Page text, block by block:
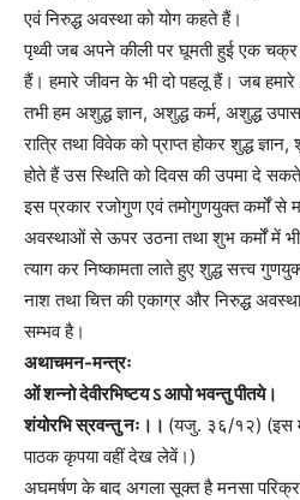
एवं निरुद्ध अवस्था को योग कहते हैं।
पृथ्वी जब अपने कीली पर घूमती हुई एक चक्र
हैं। हमारे जीवन के भी दो पहलू हैं। जब हमारे
तभी हम अशुद्ध ज्ञान, अशुद्ध कर्म, अशुद्ध
रात्रि तथा विवेक को प्राप्त होकर शुद्ध
होते हैं उस स्थिति को दिवस की उपमा दे
इस प्रकार रजोगुण एवं तमोगुणयुक्त कर्मों से
अवस्थाओं से ऊपर उठना तथा शुभ कर्मों में भी
त्याग कर निष्कामता लाते हुए शुद्ध सत्त्व
नाश तथा चित्त की एकाग्र और निरुद्ध
सम्भव है।
अथाचमन-मन्त्रः
ओं शन्नो देवीरभिष्टय ऽ आपो भवन्तु पीतये।
शंयोरभि स्रवन्तु नः।। (यजु. ३६/१२) (इस
पाठक कृपया वहीं देख लेवें।)
अघमर्षण के बाद अगला सूक्त है मनसा